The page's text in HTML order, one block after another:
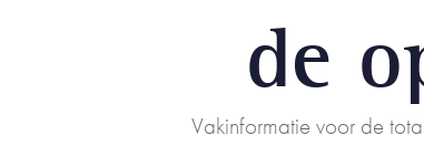
de
Vakinformatie voor de